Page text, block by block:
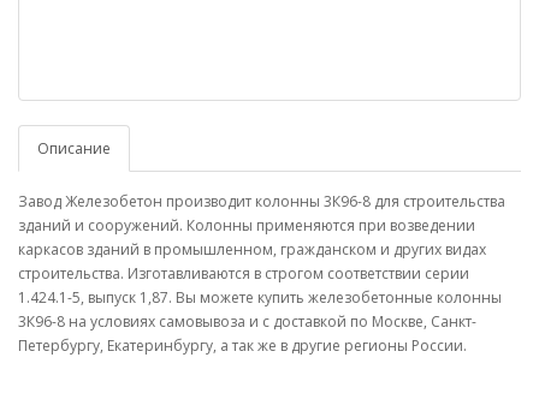
Описание
Завод Железобетон производит колонны 3К96-8 для строительства
зданий и сооружений. Колонны применяются при возведении
каркасов зданий в промышленном, гражданском и других видах
строительства. Изготавливаются в строгом соответствии серии
1.424.1-5, выпуск 1,87. Вы можете купить железобетонные колонны
3К96-8 на условиях самовывоза и с доставкой по Москве, Санкт-
Петербургу, Екатеринбургу, а так же в другие регионы России.